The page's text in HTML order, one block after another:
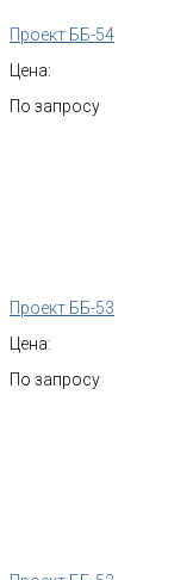
Проект ББ-54
Цена:
По запросу
Проект ББ-53
Цена:
По запросу